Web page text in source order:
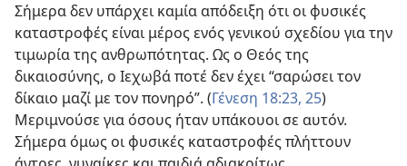
Σήμερα δεν υπάρχει καμία απόδειξη ότι οι φυσικές
καταστροφές είναι μέρος ενός γενικού σχεδίου για την
τιμωρία της ανθρωπότητας. Ως ο Θεός της
δικαιοσύνης, ο Ιεχωβά ποτέ δεν έχει “σαρώσει τον
δίκαιο μαζί με τον πονηρό”. (Γένεση 18:23, 25)
Μεριμνούσε για όσους ήταν υπάκουοι σε αυτόν.
Σήμερα όμως οι φυσικές καταστροφές πλήττουν